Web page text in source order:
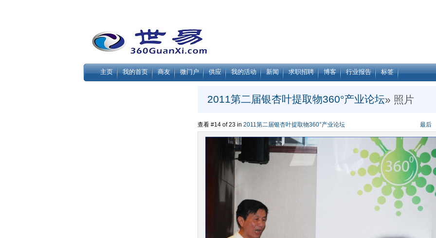
主页 我的首页 商友 微门户 供应 我的活动 新闻 求职招聘 博客 行业报告 标签
2011第二届银杏叶提取物360°产业论坛» 照片
查看 #14 of 23 in 2011第二届银杏叶提取物360°产业论坛 最后